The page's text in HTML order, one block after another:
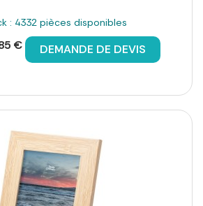
: 4332 pièces disponibles
€ DEMANDE DE DEVIS